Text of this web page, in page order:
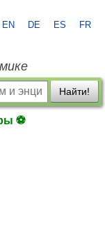
EN DE ES FR
Найти!
⚽